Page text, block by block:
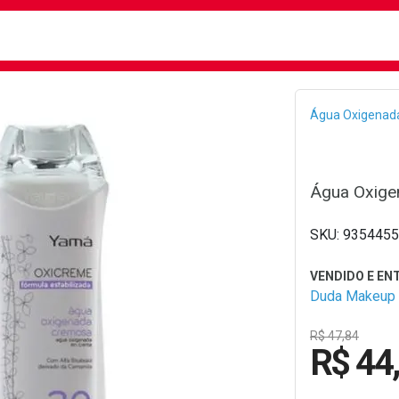
Água
Água
Duda Makeup
R$ 47,84
R$